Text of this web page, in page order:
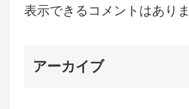
表示できるコメントはありま
アーカイブ